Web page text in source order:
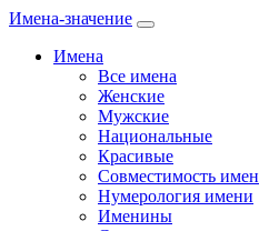
Имена-значение
Имена
Все имена
Женские
Мужские
Национальные
Красивые
Совместимость имен
Нумерология имени
Именины